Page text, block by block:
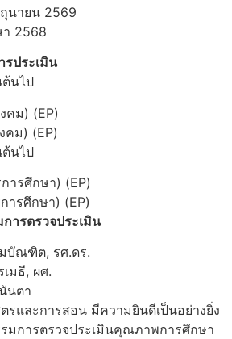
นายน 2569
2568
รประเมิน
ต้นไป
คม) (EP)
คม) (EP)
ต้นไป
ารศึกษา) (EP)
ารศึกษา) (EP)
ารตรวจประเมิน
บัณฑิต, รศ.ดร.
มธี, ผศ.
นตา
และการสอน มีความยินดีเป็นอย่างยิ่ง
มการตรวจประเมินคุณภาพการศึกษา